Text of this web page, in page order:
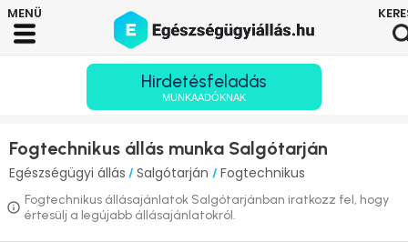
Hirdetésfeladás
MUNKAADÓKNAK
Fogtechnikus állás munka Salgótarján
Egészségügyi állás / Salgótarján / Fogtechnikus
Fogtechnikus állásajánlatok Salgótarjánban iratkozz fel, hogy
értesülj a legújabb állásajánlatokról.